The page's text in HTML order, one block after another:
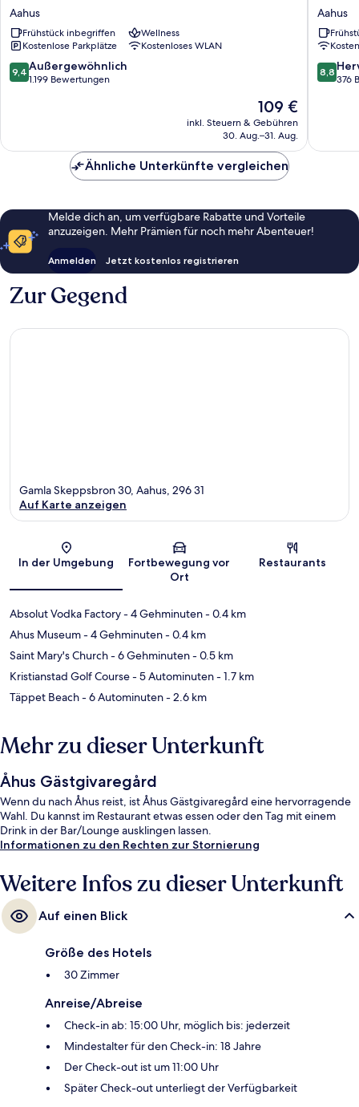
Seaside
Aahus
Aahus
Frühstück inbegriffen
Wellness
Kostenlose Parkplätze
Kostenloses WLAN
9.4
von
9,4 Außergewöhnlich
1.199 Bewertungen
Der
Preis
beträgt
109 €
inkl. Steuern & Gebühren
30. Aug.–31. Aug.
Briggen
i
Åhus
Aahus
Aahus
8.8
von
8,8
376
Ähnliche Unterkünfte vergleichen
Melde dich an, um verfügbare Rabatte und Vorteile
anzuzeigen. Mehr Prämien für noch mehr Abenteuer!
Anmelden Jetzt kostenlos registrieren
Zur Gegend
Karte
Gamla Skeppsbron 30, Aahus, 296 31
Auf Karte anzeigen
In der Umgebung
Fortbewegung vor
Ort
Restaurants
Absolut Vodka Factory- 4 Gehminuten- 0.4 km
Ahus Museum- 4 Gehminuten- 0.4 km
Saint Mary's Church- 6 Gehminuten- 0.5 km
Kristianstad Golf Course- 5 Autominuten- 1.7 km
Täppet Beach- 6 Autominuten- 2.6 km
Mehr zu dieser Unterkunft
Åhus Gästgivaregård
Wenn du nach Åhus reist, ist Åhus Gästgivaregård eine hervorragende
Wahl. Du kannst im Restaurant etwas essen oder den Tag mit einem
Drink in der Bar/Lounge ausklingen lassen.
Informationen zu den Rechten zur Stornierung
Weitere Infos zu dieser Unterkunft
Auf einen Blick
Größe des Hotels
30 Zimmer
Anreise/Abreise
Check-in ab: 15:00 Uhr, möglich bis: jederzeit
Mindestalter für den Check-in: 18 Jahre
Der Check-out ist um 11:00 Uhr
Später Check-out unterliegt der Verfügbarkeit